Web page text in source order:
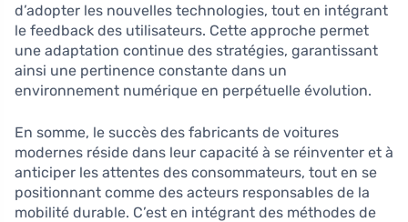
d’adopter les nouvelles technologies, tout en intégrant
le feedback des utilisateurs. Cette approche permet
une adaptation continue des stratégies, garantissant
ainsi une pertinence constante dans un
environnement numérique en perpétuelle évolution.
En somme, le succès des fabricants de voitures
modernes réside dans leur capacité à se réinventer et à
anticiper les attentes des consommateurs, tout en se
positionnant comme des acteurs responsables de la
mobilité durable. C’est en intégrant des méthodes de